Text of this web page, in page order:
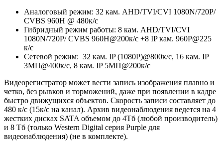
Аналоговый режим: 32 кам. AHD/TVI/CVI 1080N/720P/
CVBS 960H @ 480к/с
Гибридный режим работы: 8 кам. AHD/TVI/CVI
1080N/720P/ CVBS 960H@200к/с +8 IP кам. 960P@225
к/с
Сетевой режим: 32 кам. IP (1080P)@800к/с, 16 кам. IP
3МП@400к/с, 8 кам. IP 5МП@200к/с
Видеорегистратор может вести запись изображения плавно и
четко, без рывков и торможений, даже при появлении в кадре
быстро движущихся объектов. Скорость записи составляет до
480 к/с (15к/с на канал). Архив видеонаблюдения ведется на 4
жестких дисках SATA объемом до 4Тб (любой производитель)
и 8 Тб (только Western Digital серия Purple для
видеонаблюдения) (не в комплекте).